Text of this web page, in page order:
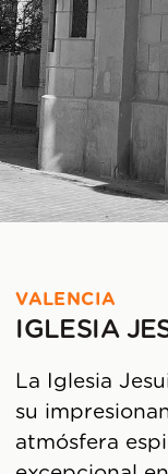
VALENCIA
IGLESIA
La Iglesia
su
atmósfera